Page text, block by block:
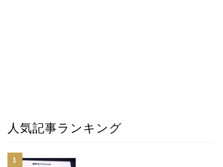
人気記事ランキング